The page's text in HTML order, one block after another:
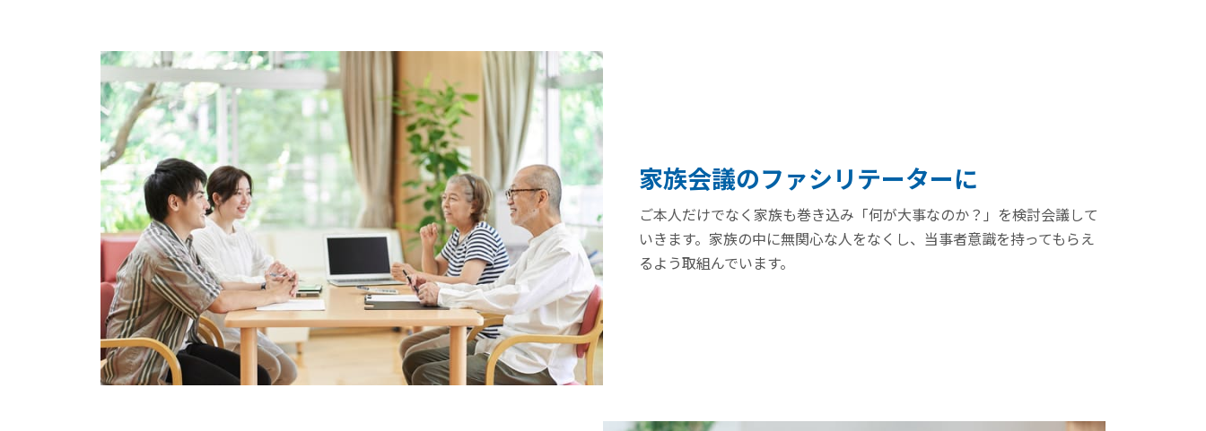
家族会議のファシリテーターに
ご本人だけでなく家族も巻き込み「何が大事なのか？」を検討会議して
いきます。家族の中に無関心な人をなくし、当事者意識を持ってもらえ
るよう取組んでいます。